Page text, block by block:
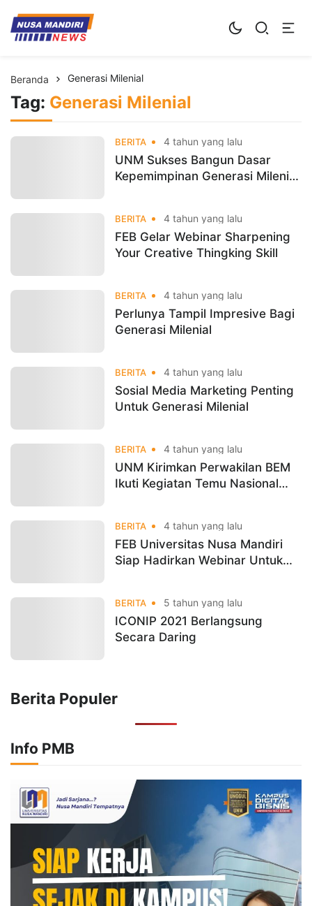
Kampus Digital Bisnis
Universitas Nusa Mandiri
Beranda Generasi Milenial
Tag: Generasi Milenial
BERITA 4 tahun yang lalu
UNM Sukses Bangun Dasar
Kepemimpinan Generasi Milenial
BERITA 4 tahun yang lalu
FEB Gelar Webinar Sharpening
Your Creative Thingking Skill
BERITA 4 tahun yang lalu
Perlunya Tampil Impresive Bagi
Generasi Milenial
BERITA 4 tahun yang lalu
Sosial Media Marketing Penting
Untuk Generasi Milenial
BERITA 4 tahun yang lalu
UNM Kirimkan Perwakilan BEM
Ikuti Kegiatan Temu Nasional
BERITA 4 tahun yang lalu
FEB Universitas Nusa Mandiri
Siap Hadirkan Webinar Untuk
BERITA 5 tahun yang lalu
ICONIP 2021 Berlangsung
Secara Daring
Berita Populer
Info PMB